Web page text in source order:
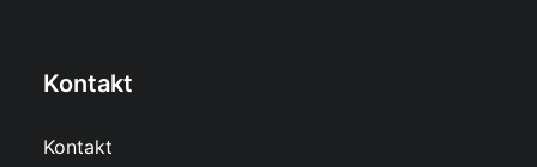
Kontakt
Kontakt